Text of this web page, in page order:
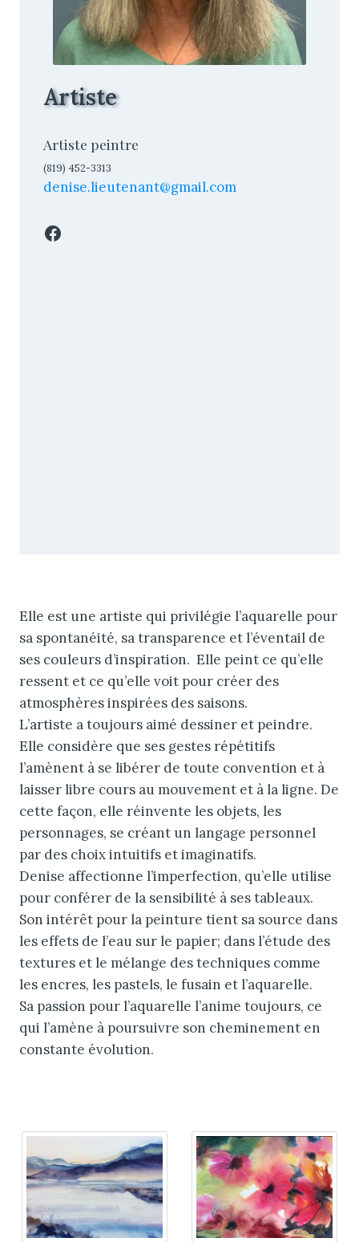
Artiste
Artiste peintre
(819) 452-3313
denise.lieutenant@gmail.com
Facebook
Elle est une artiste qui privilégie l’aquarelle pour
sa spontanéité, sa transparence et l’éventail de
ses couleurs d’inspiration. Elle peint ce qu’elle
ressent et ce qu’elle voit pour créer des
atmosphères inspirées des saisons.
L’artiste a toujours aimé dessiner et peindre.
Elle considère que ses gestes répétitifs
l’amènent à se libérer de toute convention et à
laisser libre cours au mouvement et à la ligne. De
cette façon, elle réinvente les objets, les
personnages, se créant un langage personnel
par des choix intuitifs et imaginatifs.
Denise affectionne l’imperfection, qu’elle utilise
pour conférer de la sensibilité à ses tableaux.
Son intérêt pour la peinture tient sa source dans
les effets de l’eau sur le papier; dans l’étude des
textures et le mélange des techniques comme
les encres, les pastels, le fusain et l’aquarelle.
Sa passion pour l’aquarelle l’anime toujours, ce
qui l’amène à poursuivre son cheminement en
constante évolution.